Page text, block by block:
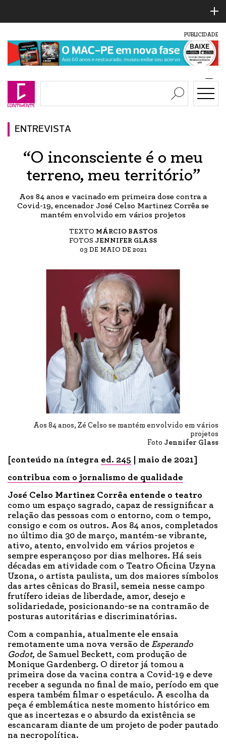
PUBLICIDADE
ENTREVISTA
“O inconsciente é o meu
terreno, meu território”
Aos 84 anos e vacinado em primeira dose contra a
Covid-19, encenador José Celso Martinez Corrêa se
mantém envolvido em vários projetos
TEXTO MÁRCIO BASTOS
FOTOS JENNIFER GLASS
03 DE MAIO DE 2021
Aos 84 anos, Zé Celso se mantém envolvido em vários
projetos
Foto Jennifer Glass
[conteúdo na íntegra ed. 245 | maio de 2021]
contribua com o jornalismo de qualidade
José Celso Martinez Corrêa entende o teatro
como um espaço sagrado, capaz de ressignificar a
relação das pessoas com o entorno, com o tempo,
consigo e com os outros. Aos 84 anos, completados
no último dia 30 de março, mantém-se vibrante,
ativo, atento, envolvido em vários projetos e
sempre esperançoso por dias melhores. Há seis
décadas em atividade com o Teatro Oficina Uzyna
Uzona, o artista paulista, um dos maiores símbolos
das artes cênicas do Brasil, semeia nesse campo
frutífero ideias de liberdade, amor, desejo e
solidariedade, posicionando-se na contramão de
posturas autoritárias e discriminatórias.
Com a companhia, atualmente ele ensaia
remotamente uma nova versão de Esperando
Godot, de Samuel Beckett, com produção de
Monique Gardenberg. O diretor já tomou a
primeira dose da vacina contra a Covid-19 e deve
receber a segunda no final de maio, período em que
espera também filmar o espetáculo. A escolha da
peça é emblemática neste momento histórico em
que as incertezas e o absurdo da existência se
escancaram diante de um projeto de poder pautado
na necropolítica.